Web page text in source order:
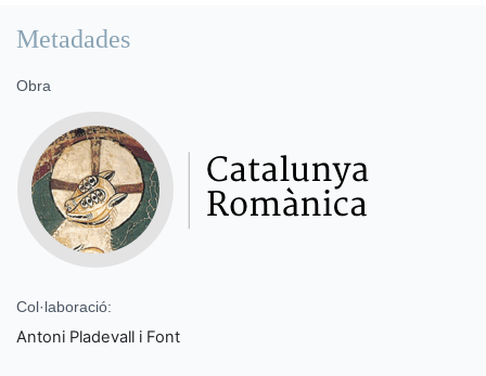
Metadades
Obra
Col·laboració:
Antoni Pladevall i Font